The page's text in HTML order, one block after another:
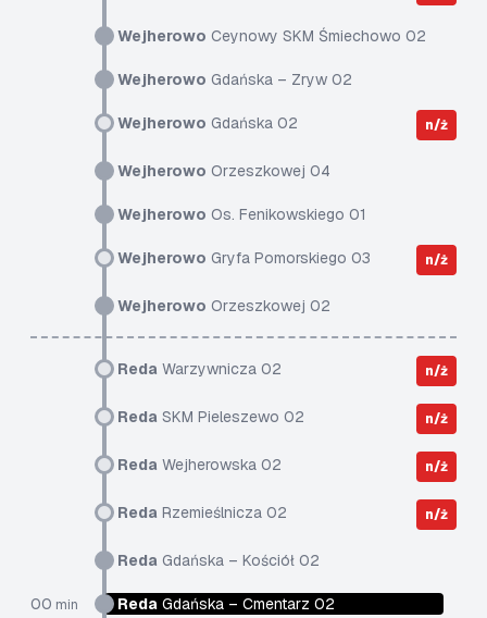
Wejherowo Ceynowy SKM Śmiechowo 02
Wejherowo Gdańska – Zryw 02
Wejherowo Gdańska 02 n/ż
Wejherowo Orzeszkowej 04
Wejherowo Os. Fenikowskiego 01
Wejherowo Gryfa Pomorskiego 03 n/ż
Wejherowo Orzeszkowej 02
Reda Warzywnicza 02 n/ż
Reda SKM Pieleszewo 02 n/ż
Reda Wejherowska 02 n/ż
Reda Rzemieślnicza 02 n/ż
Reda Gdańska – Kościół 02
00 min Reda Gdańska – Cmentarz 02